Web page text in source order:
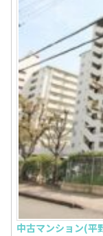
中古マンション(平